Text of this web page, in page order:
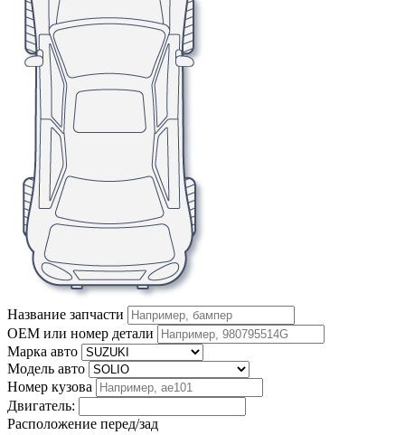
Название запчасти
OEM или номер детали
Марка авто
Модель авто
Номер кузова
Двигатель:
Расположение перед/зад